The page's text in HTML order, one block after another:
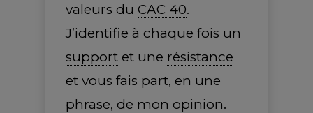
valeurs duCAC 40.
J’identifie à chaque fois un
support et une résistance
et vous fais part, en une
phrase, de mon opinion.